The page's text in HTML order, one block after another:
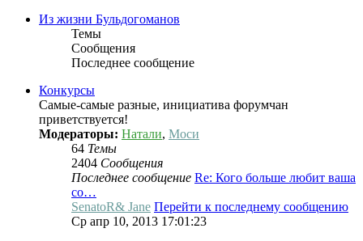
Из жизни Бульдогоманов
Темы
Сообщения
Последнее сообщение
Конкурсы
Самые-самые разные, инициатива форумчан
приветствуется!
Модераторы: Натали, Моси
64 Темы
2404 Сообщения
Последнее сообщение Re: Кого больше любит ваша
со…
SenatoR& Jane Перейти к последнему сообщению
Ср апр 10, 2013 17:01:23